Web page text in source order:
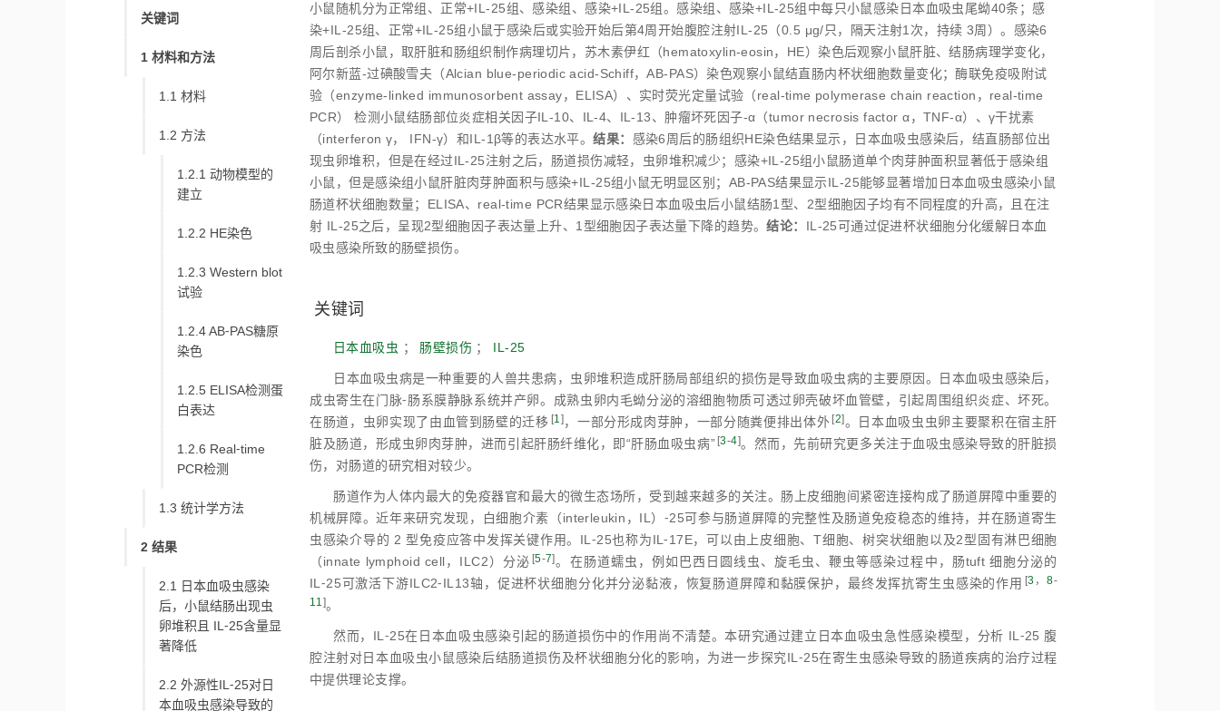
关键词
1 材料和方法
1.1 材料
1.2 方法
1.2.1 动物模型的
建立
1.2.2 HE染色
1.2.3 Western blot
试验
1.2.4 AB⁃PAS糖原
染色
1.2.5 ELISA检测蛋
白表达
1.2.6 Real⁃time
PCR检测
1.3 统计学方法
2 结果
2.1 日本血吸虫感染
后，小鼠结肠出现虫
卵堆积且 IL⁃25含量显
著降低
2.2 外源性IL⁃25对日
本血吸虫感染导致的
小鼠随机分为正常组、正常+IL-25组、感染组、感染+IL-25组。感染组、感染+IL-25组中每只小鼠感染日本血吸虫尾蚴40条；感
染+IL-25组、正常+IL-25组小鼠于感染后或实验开始后第4周开始腹腔注射IL-25（0.5 μg/只，隔天注射1次，持续 3周）。感染6
周后剖杀小鼠，取肝脏和肠组织制作病理切片，苏木素伊红（hematoxylin-eosin，HE）染色后观察小鼠肝脏、结肠病理学变化，
阿尔新蓝-过碘酸雪夫（Alcian blue-periodic acid-Schiff，AB-PAS）染色观察小鼠结直肠内杯状细胞数量变化；酶联免疫吸附试
验（enzyme-linked immunosorbent assay，ELISA）、实时荧光定量试验（real-time polymerase chain reaction，real-time
PCR） 检测小鼠结肠部位炎症相关因子IL-10、IL-4、IL-13、肿瘤坏死因子-α（tumor necrosis factor α，TNF-α）、γ干扰素
（interferon γ， IFN-γ）和IL-1β等的表达水平。结果： 感染6周后的肠组织HE染色结果显示，日本血吸虫感染后，结直肠部位出
现虫卵堆积，但是在经过IL-25注射之后，肠道损伤减轻，虫卵堆积减少；感染+IL-25组小鼠肠道单个肉芽肿面积显著低于感染组
小鼠，但是感染组小鼠肝脏肉芽肿面积与感染+IL-25组小鼠无明显区别；AB-PAS结果显示IL-25能够显著增加日本血吸虫感染小鼠
肠道杯状细胞数量；ELISA、real-time PCR结果显示感染日本血吸虫后小鼠结肠1型、2型细胞因子均有不同程度的升高，且在注
射 IL-25之后，呈现2型细胞因子表达量上升、1型细胞因子表达量下降的趋势。结论： IL-25可通过促进杯状细胞分化缓解日本血
吸虫感染所致的肠壁损伤。
关键词
日本血吸虫 ； 肠壁损伤 ； IL-25
日本血吸虫病是一种重要的人兽共患病，虫卵堆积造成肝肠局部组织的损伤是导致血吸虫病的主要原因。日本血吸虫感染后，
成虫寄生在门脉⁃肠系膜静脉系统并产卵。成熟虫卵内毛蚴分泌的溶细胞物质可透过卵壳破坏血管壁，引起周围组织炎症、坏死。
在肠道，虫卵实现了由血管到肠壁的迁移 [1]，一部分形成肉芽肿，一部分随粪便排出体外 [2]。日本血吸虫虫卵主要聚积在宿主肝
脏及肠道，形成虫卵肉芽肿，进而引起肝肠纤维化，即“肝肠血吸虫病” [3-4]。然而，先前研究更多关注于血吸虫感染导致的肝脏损
伤，对肠道的研究相对较少。
肠道作为人体内最大的免疫器官和最大的微生态场所，受到越来越多的关注。肠上皮细胞间紧密连接构成了肠道屏障中重要的
机械屏障。近年来研究发现，白细胞介素（interleukin，IL）⁃25可参与肠道屏障的完整性及肠道免疫稳态的维持，并在肠道寄生
虫感染介导的 2 型免疫应答中发挥关键作用。IL⁃25也称为IL⁃17E，可以由上皮细胞、T细胞、树突状细胞以及2型固有淋巴细胞
（innate lymphoid cell，ILC2）分泌 [5-7]。在肠道蠕虫，例如巴西日圆线虫、旋毛虫、鞭虫等感染过程中，肠tuft 细胞分泌的
IL⁃25可激活下游ILC2⁃IL13轴，促进杯状细胞分化并分泌黏液，恢复肠道屏障和黏膜保护，最终发挥抗寄生虫感染的作用 [3 ，8-
11]。
然而，IL⁃25在日本血吸虫感染引起的肠道损伤中的作用尚不清楚。本研究通过建立日本血吸虫急性感染模型，分析 IL⁃25 腹
腔注射对日本血吸虫小鼠感染后结肠道损伤及杯状细胞分化的影响，为进一步探究IL⁃25在寄生虫感染导致的肠道疾病的治疗过程
中提供理论支撑。